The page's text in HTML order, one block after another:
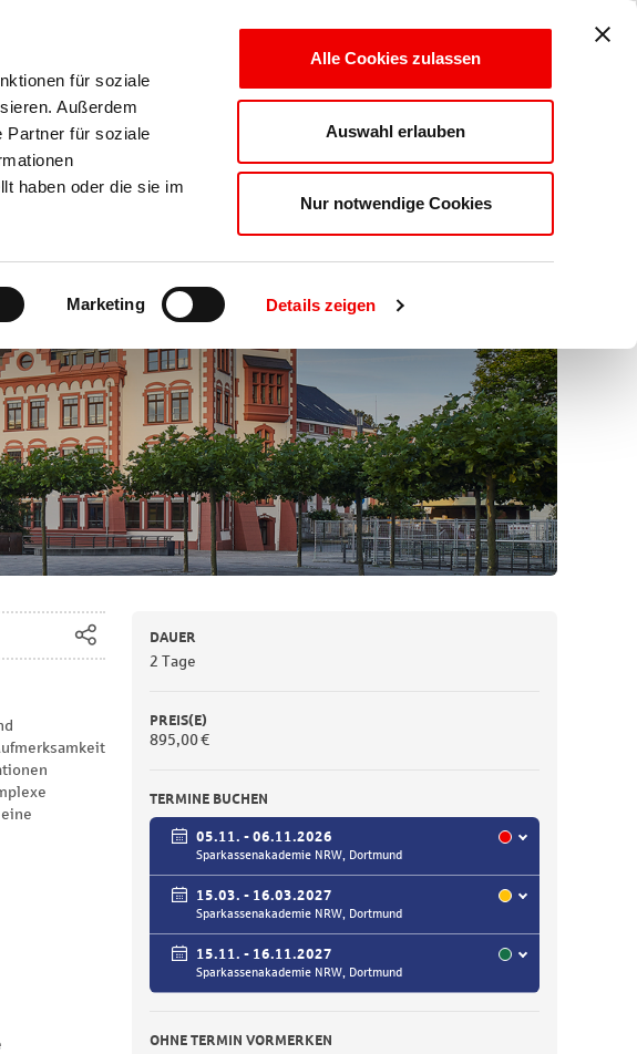
für soziale
Außerdem
Partner für soziale
haben oder die sie im
Marketing Details zeigen
Alle Cookies zulassen
Auswahl erlauben
Nur notwendige Cookies
LOGIN
DAUER
2 Tage
PREIS(E)
895,00 €
TERMINE BUCHEN
05.11. - 06.11.2026
Sparkassenakademie NRW, Dortmund
15.03. - 16.03.2027
Sparkassenakademie NRW, Dortmund
15.11. - 16.11.2027
Sparkassenakademie NRW, Dortmund
OHNE TERMIN VORMERKEN